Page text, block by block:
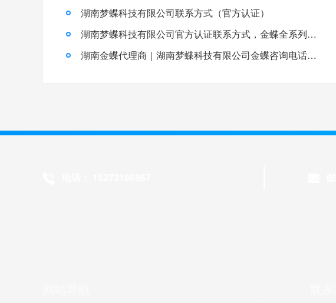
湖南梦蝶科技有限公司联系方式（官方认证）
湖南梦蝶科技有限公司官方认证联系方式，金蝶全系列产品咨询直达
湖南金蝶代理商｜湖南梦蝶科技有限公司金蝶咨询电话，服务湖南 30000 + 企业